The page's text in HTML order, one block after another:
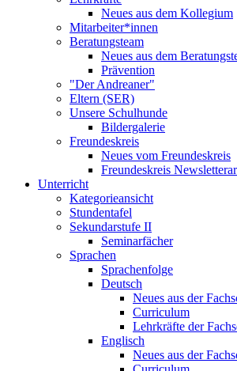
Neues aus dem Kollegium
Mitarbeiter*innen
Beratungsteam
Neues aus dem
Prävention
"Der Andreaner"
Eltern (SER)
Unsere Schulhunde
Bildergalerie
Freundeskreis
Neues vom Freundeskreis
Freundeskreis
Unterricht
Kategorieansicht
Stundentafel
Sekundarstufe II
Seminarfächer
Sprachen
Sprachenfolge
Deutsch
Neues aus der
Curriculum
Lehrkräfte der
Englisch
Neues aus der